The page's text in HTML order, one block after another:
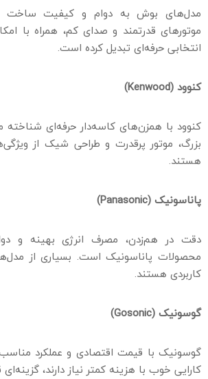
مدل‌های بوش به دوام و کیفیت ساخت
موتورهای قدرتمند و صدای کم، همراه با
انتخابی حرفه‌ای تبدیل کرده است.
کنوود (Kenwood
)
کنوود با همزن‌های کاسه‌دار حرفه‌ای
بزرگ، موتور پرقدرت و طراحی شیک از
هستند.
پاناسونیک (Panasonic
)
دقت در هم‌زدن، مصرف انرژی بهینه و
محصولات پاناسونیک است. بسیاری از
کاربردی هستند.
گوسونیک (Gosonic
)
گوسونیک با قیمت اقتصادی و عملکرد مناسب،
کارایی خوب با هزینه کمتر نیاز دارند،